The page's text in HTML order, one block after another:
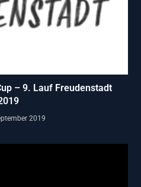
– 9. Lauf Freudenstadt
2019